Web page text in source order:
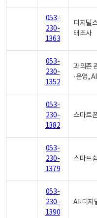
053-
230-
1363
디지털
태조사
053-
230-
1352
과의존
·운영,
053-
230-
1382
스마트
053-
230-
1379
스마트
053-
230-
1390
AI·디지